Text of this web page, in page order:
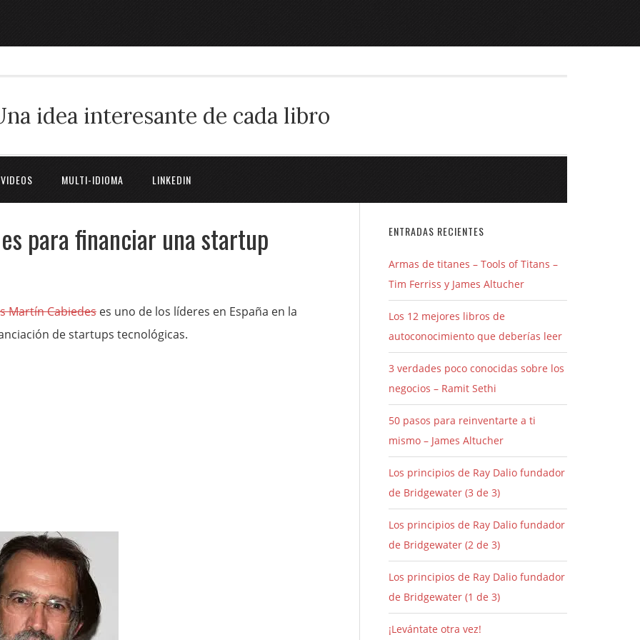
idea interesante de cada libro
MULTI-IDIOMA LINKEDIN
para financiar una startup
Martín Cabiedes es uno de los líderes en España en la
de startups tecnológicas.
ENTRADAS RECIENTES
Armas de titanes – Tools of Titans –
Tim Ferriss y James Altucher
Los 12 mejores libros de
autoconocimiento que deberías leer
3 verdades poco conocidas sobre los
negocios – Ramit Sethi
50 pasos para reinventarte a ti
mismo – James Altucher
Los principios de Ray Dalio fundador
de Bridgewater (3 de 3)
Los principios de Ray Dalio fundador
de Bridgewater (2 de 3)
Los principios de Ray Dalio fundador
de Bridgewater (1 de 3)
¡Levántate otra vez!